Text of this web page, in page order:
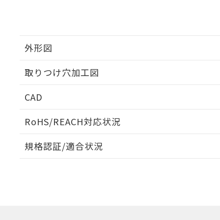
外形図
取りつけ穴加工図
CAD
RoHS/REACH対応状況
EU RoHS 注意事項・凡例
規格認証/適合状況